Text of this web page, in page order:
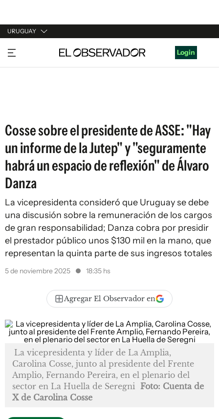
URUGUAY
URUGUAY
ARGENTINA
Login
Cosse sobre el presidente de ASSE: "Hay
un informe de la Jutep" y "seguramente
habrá un espacio de reflexión" de Álvaro
Danza
La vicepresidenta consideró que Uruguay se debe
una discusión sobre la remuneración de los cargos
de gran responsabilidad; Danza cobra por presidir
el prestador público unos $130 mil en la mano, que
representan la quinta parte de sus ingresos totales
5 de noviembre 2025 18:35 hs
Agregar El Observador en
La vicepresidenta y líder de La Amplia,
Carolina Cosse, junto al presidente del Frente
Amplio, Fernando Pereira, en el plenario del
sector en La Huella de Seregni Foto: Cuenta de
X de Carolina Cosse